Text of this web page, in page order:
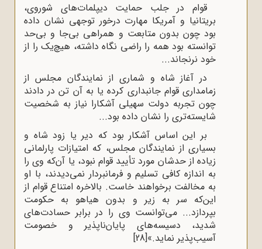
قوام در جلب حمایت دیپلمات‌های شوروی،
بریتانیا و آمریکا مهارت درخور توجهی نشان داده
بود چون بدون متابعت و همراهی بی‌جا و بی‌حد
توانسته بود همه را راضی نگاه داشته، هیچ‌یک را از
خود نرنجاند...
در آغاز شاه و شماری از نمایندگان مجلس از
زمامداری قوام جانبداری کرده یا به آن تن در دادند
چون تجربه دولت سهیلی آشکارا نیاز به شخصیت
شایسته‌تری را نشان داده بود...
بر این اساس آشکار بود که دیر یا زود شاه و
بسیاری از نمایندگان مجلس، که امتیازات پارلمانی
زیاده از حدشان مورد تأیید قوام نبود، یا آن‌که وی را
به اندازه کافی تسلیم و فرمانبردار نمی‌دیدند، با او
به مخالفت برخواهند خاست. بالاخره امتناع قوام از
این‌که سر به زیر و بدون هیاهو به حکومت
بپردازد... می‌توانست وی را در برابر حسادت‌های
شدید، دسیسه‌های پایان‌ناپذیر و خصومت
آسیب‌پذیر نماید.»[28]